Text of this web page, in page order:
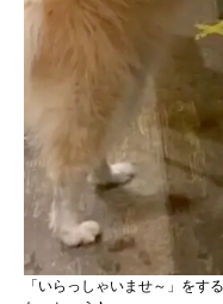
「いらっしゃいませ～」をす